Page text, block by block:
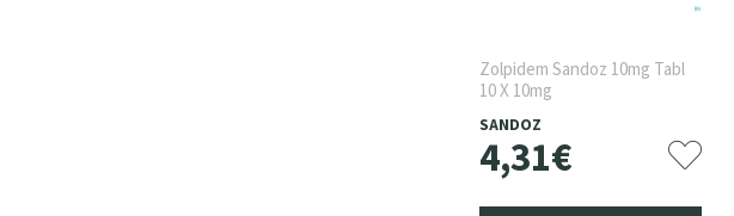
Zolpidem Sandoz 10mg Tabl
10 X 10mg
SANDOZ
4,31€